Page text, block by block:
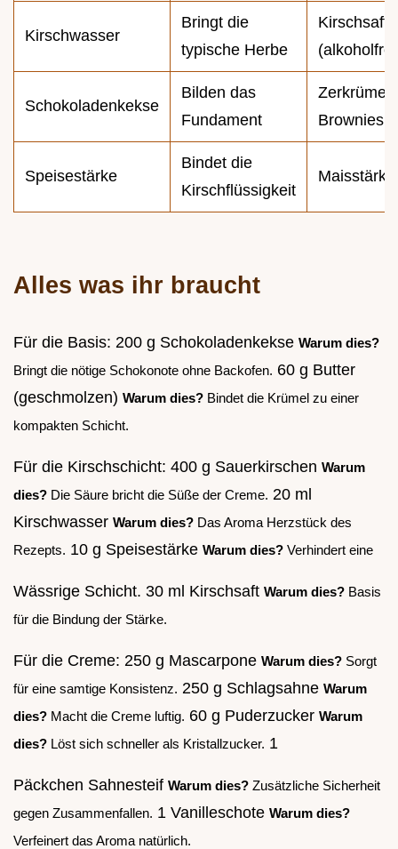
Kirschwasser
Bringt die
typische Herbe
Kirschsaft
Schokoladenkekse
Bilden das
Fundament
Brownies
Speisestärke
Bindet die
Kirschflüssigkeit
Maisstärke
Alles was ihr braucht
Für die Basis: 200 g Schokoladenkekse Warum dies?
Bringt die nötige Schokonote ohne Backofen. 60 g Butter
(geschmolzen) Warum dies? Bindet die Krümel zu einer
kompakten Schicht.
Für die Kirschschicht: 400 g Sauerkirschen Warum
dies? Die Säure bricht die Süße der Creme. 20 ml
Kirschwasser Warum dies? Das Aroma Herzstück des
Rezepts. 10 g Speisestärke Warum dies? Verhindert eine
Wässrige Schicht. 30 ml Kirschsaft Warum dies? Basis
für die Bindung der Stärke.
Für die Creme: 250 g Mascarpone Warum dies? Sorgt
für eine samtige Konsistenz. 250 g Schlagsahne Warum
dies? Macht die Creme luftig. 60 g Puderzucker Warum
dies? Löst sich schneller als Kristallzucker. 1
Päckchen Sahnesteif Warum dies? Zusätzliche Sicherheit
gegen Zusammenfallen. 1 Vanilleschote Warum dies?
Verfeinert das Aroma natürlich.